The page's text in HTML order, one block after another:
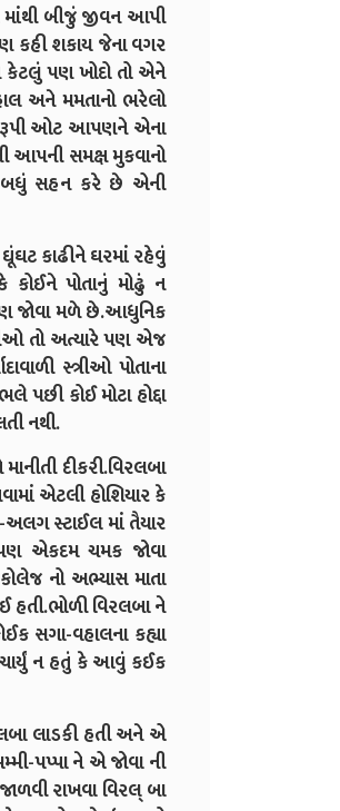
બીજું જીવન આપી
કહી શકાય જેના વગર
કેટલું પણ ખોદો તો એને
અને મમતાનો ભરેલો
રૂપી ઓટ આપણને એના
આપની સમક્ષ મુકવાનો
બધું સહન કરે છે એની
કાઢીને ઘરમાં રહેવું
કોઈને પોતાનું મોઢું ન
જોવા મળે છે.આધુનિક
તો અત્યારે પણ એજ
સ્ત્રીઓ પોતાના
પછી કોઈ મોટા હોદ્દા
નથી.
દીકરી.વિરલબા
એટલી હોશિયાર કે
સ્ટાઈલ માં તૈયાર
એકદમ ચમક જોવા
નો અભ્યાસ માતા
હતી.ભોળી વિરલબા ને
સગા-વહાલના કહ્યા
ન હતું કે આવું કઈક
લાડકી હતી અને એ
પપ્પા ને એ જોવા ની
રાખવા વિરલ્ બા